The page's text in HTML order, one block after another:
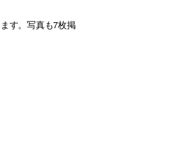
す。写真も7枚掲